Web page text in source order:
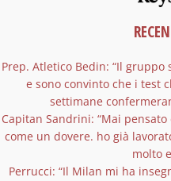
Prep. Atletico Bedin: “Il
e sono convinto che i test
settimane
Capitan Sandrini: “Mai
come un dovere. ho già
molto
Perrucci: “Il Milan mi ha